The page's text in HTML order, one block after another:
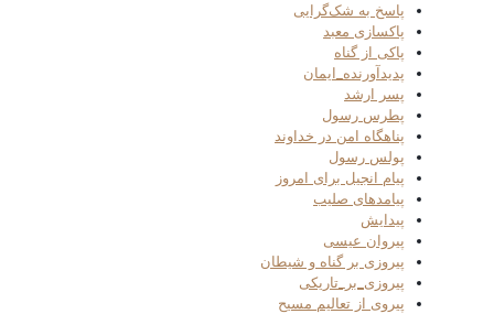
پاسخ به شک‌گرایی
پاکسازی معبد
پاکی از گناه
پدیدآورنده_ایمان
پسر ارشد
پطرس رسول
پناهگاه امن در خداوند
پولس رسول
پیام انجیل برای امروز
پیامدهای صلیب
پیدایش
پیروان عیسی
پیروزی بر گناه و شیطان
پیروزی_بر_تاریکی
پیروی از تعالیم مسیح